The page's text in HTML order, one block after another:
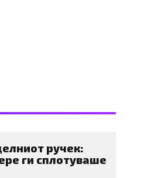
ручек:
ги сплотуваше